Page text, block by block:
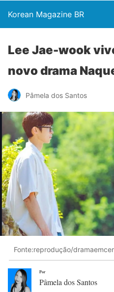
Korean Magazine BR
Lee Jae-wook
novo drama
Pâmela dos Santos
Fonte:reprodução/
Por
Pâmela dos Santos